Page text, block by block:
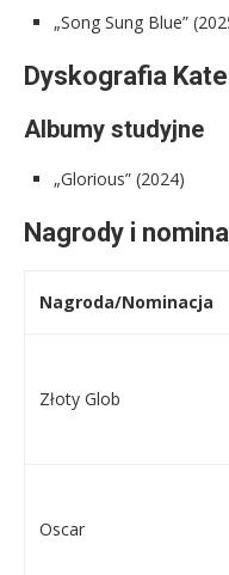
„Song Sung Blue”
Dyskografia
Albumy studyjne
„Glorious” (2024)
Nagrody i
Nagroda/Nominacja
Złoty Glob
Oscar